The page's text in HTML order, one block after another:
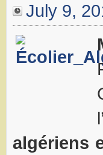
July 9,
algériens